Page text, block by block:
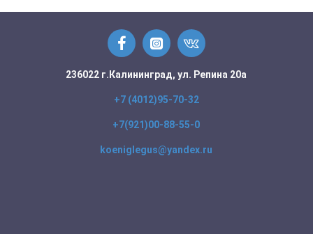
236022 г.Калининград, ул. Репина 20а
+7 (4012)95-70-32
+7(921)00-88-55-0
koeniglegus@yandex.ru